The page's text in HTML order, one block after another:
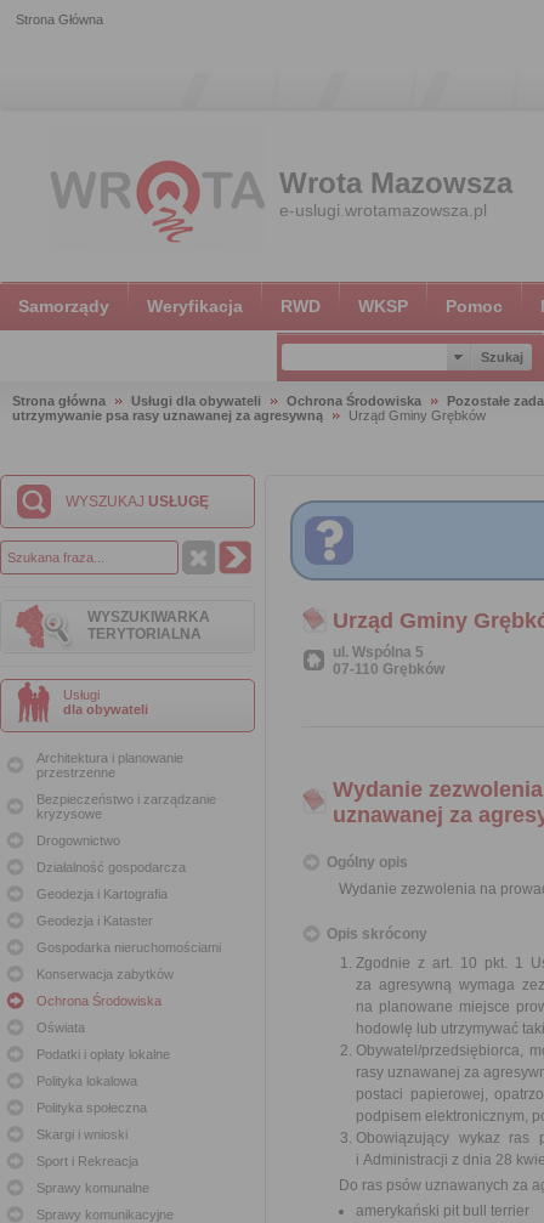
Strona Główna
Wrota Mazowsza
e-uslugi.wrotamazowsza.pl
Samorządy Weryfikacja RWD WKSP Pomoc
Strona główna Usługi dla obywateli Ochrona Środowiska
Pozostałe
utrzymywanie psa rasy uznawanej za agresywną
Urząd Gminy Grębków
WYSZUKAJ USŁUGĘ
WYSZUKIWARKA
TERYTORIALNA
Usługi
dla obywateli
Architektura i planowanie
przestrzenne
Bezpieczeństwo i zarządzanie
kryzysowe
Drogownictwo
Działalność gospodarcza
Geodezja i Kartografia
Geodezja i Kataster
Gospodarka nieruchomościami
Konserwacja zabytków
Ochrona Środowiska
Oświata
Podatki i opłaty lokalne
Polityka lokalowa
Polityka społeczna
Skargi i wnioski
Sport i Rekreacja
Sprawy komunalne
Sprawy komunikacyjne
Urząd Gminy
ul. Wspólna 5
07-110 Grębków
Wydanie
uznawanej za
Ogólny opis
Wydanie zezwolenia na
Opis skrócony
Zgodnie z art. 10 pkt. 1
za agresywną wymaga
na planowane miejsce
hodowlę lub utrzymywać
Obywatel/przedsiębiorca,
rasy uznawanej za
postaci papierowej,
podpisem elektronicznym,
Obowiązujący wykaz ras
i Administracji z dnia 28
Do ras psów uznawanych za
amerykański pit bull terrier